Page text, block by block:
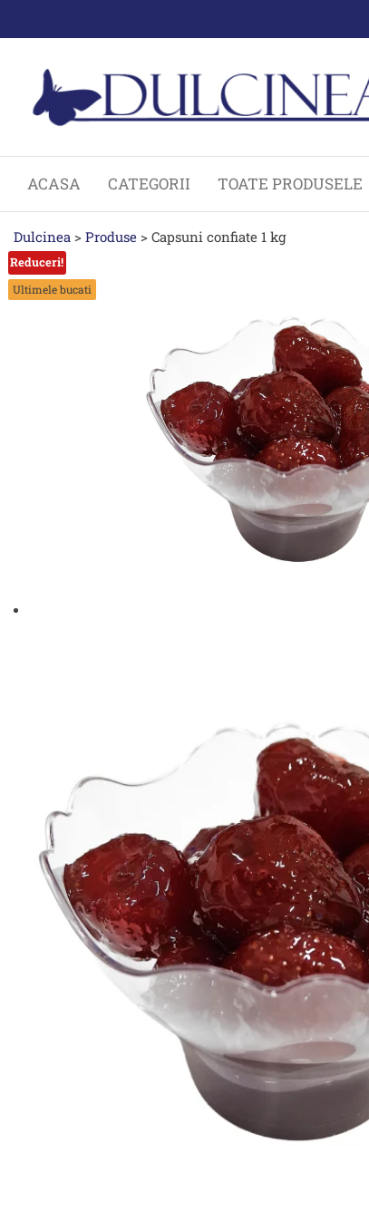
ACASA CATEGORII TOATE PRODUSELE
Dulcinea > Produse > Capsuni confiate 1 kg
Reduceri!
Ultimele bucati